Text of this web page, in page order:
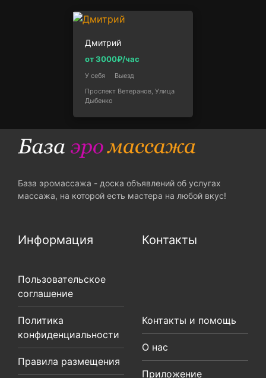
Дмитрий
от 3000₽/час
У себя
Выезд
Проспект Ветеранов, Улица
Дыбенко
База эромассажа - доска объявлений об услугах
массажа, на которой есть мастера на любой вкус!
Информация
Пользовательское
соглашение
Политика
конфиденциальности
Правила размещения
Контакты
Контакты и помощь
О нас
Приложение